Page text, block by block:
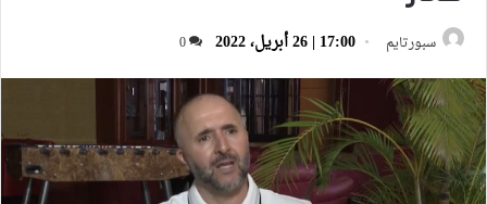
سبورتايم 17:00 | 26 أبريل، 2022 0